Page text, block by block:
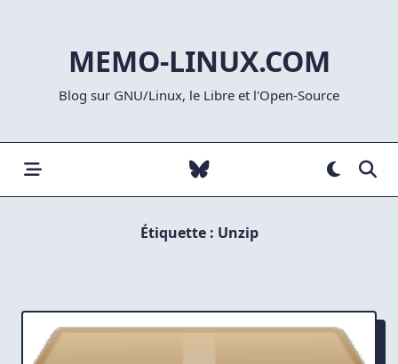
MEMO-LINUX.COM
Blog sur GNU/Linux, le Libre et l'Open-Source
Étiquette : Unzip